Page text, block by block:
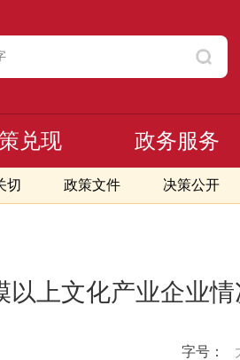
切 政策文件 决策公开
兑现 政务服务
以上文化产业企业
字号：